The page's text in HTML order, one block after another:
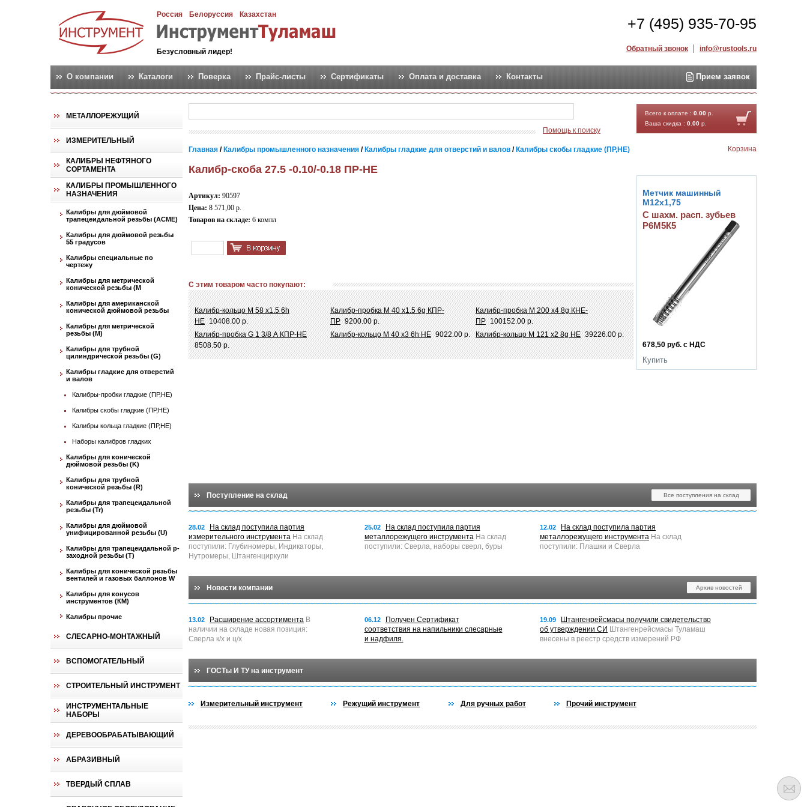
Россия Белоруссия Казахстан
Безусловный лидер!
+7 (495) 935-70-95
Обратный звонок info@rustools.ru
О компании Каталоги Поверка Прайс-листы Сертификаты Оплата и доставка Контакты Прием заявок
МЕТАЛЛОРЕЖУЩИЙ
ИЗМЕРИТЕЛЬНЫЙ
КАЛИБРЫ НЕФТЯНОГО
СОРТАМЕНТА
КАЛИБРЫ ПРОМЫШЛЕННОГО
НАЗНАЧЕНИЯ
Калибры для дюймовой
трапецеидальной резьбы (АСМЕ)
Калибры для дюймовой резьбы
55 градусов
Калибры специальные по
чертежу
Калибры для метрической
конической резьбы (М
Калибры для американской
конической дюймовой резьбы
Калибры для метрической
резьбы (М)
Калибры для трубной
цилиндрической резьбы (G)
Калибры гладкие для отверстий
и валов
Калибры-пробки гладкие (ПР,НЕ)
Калибры скобы гладкие (ПР,НЕ)
Калибры кольца гладкие (ПР,НЕ)
Наборы калибров гладких
Калибры для конической
дюймовой резьбы (K)
Калибры для трубной
конической резьбы (R)
Калибры для трапецеидальной
резьбы (Tr)
Калибры для дюймовой
унифицированной резьбы (U)
Калибры для трапецеидальной p-
заходной резьбы (T)
Калибры для конической резьбы
вентилей и газовых баллонов W
Калибры для конусов
инструментов (КМ)
Калибры прочие
СЛЕСАРНО-МОНТАЖНЫЙ
ВСПОМОГАТЕЛЬНЫЙ
СТРОИТЕЛЬНЫЙ ИНСТРУМЕНТ
ИНСТРУМЕНТАЛЬНЫЕ
НАБОРЫ
ДЕРЕВООБРАБАТЫВАЮЩИЙ
АБРАЗИВНЫЙ
ТВЕРДЫЙ СПЛАВ
Помощь к поиску
Всего к оплате : 0.00 р.
Ваша скидка : 0.00 р.
Корзина
Главная / Калибры промышленного назначения / Калибры гладкие для отверстий и валов / Калибры скобы гладкие (ПР,НЕ)
Калибр-скоба 27.5 -0.10/-0.18 ПР-НЕ
Артикул: 90597
Цена: 8 571,00 р.
Товаров на складе: 6 компл
С этим товаром часто покупают:
Калибр-кольцо М 58 х1.5 6h
НЕ 10408.00 р.
Калибр-пробка М 40 х1.5 6g КПР-
ПР 9200.00 р.
Калибр-пробка М 200 х4 8g КНЕ-
ПР 100152.00 р.
Калибр-пробка G 1 3/8 А КПР-НЕ
8508.50 р.
Калибр-кольцо М 40 х3 6h НЕ 9022.00 р. Калибр-кольцо М 121 х2 8g НЕ 39226.00 р.
678,50 руб. с НДС
Купить
Метчик машинный
М12х1,75
С шахм. расп. зубьев
Р6М5К5
Поступление на склад Все поступления на склад
28.02
На склад поступила партия
измерительного инструмента На склад
поступили: Глубиномеры, Индикаторы,
Нутромеры, Штангенциркули
25.02
На склад поступила партия
металлорежущего инструментаНа склад
поступили: Сверла, наборы сверл, буры
12.02
На склад поступила партия
металлорежущего инструмента На склад
поступили: Плашки и Сверла
Новости компании Архив новостей
13.02 Расширение ассортимента В
наличии на складе новая позиция:
Сверла к/х и ц/х
06.12
Получен Сертификат
соответствия на напильники слесарные
и надфиля.
19.09
Штангенрейсмасы получили свидетельство
об утверждении СИ Штангенрейсмасы Туламаш
внесены в реестр средств измерений РФ
ГОСТы И ТУ на инструмент
Измерительный инструмент Режущий инструмент Для ручных работ Прочий инструмент